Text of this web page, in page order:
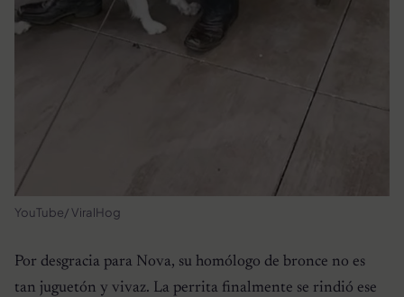
YouTube/ ViralHog
Por desgracia para Nova, su homólogo de bronce no es
tan juguetón y vivaz. La perrita finalmente se rindió ese